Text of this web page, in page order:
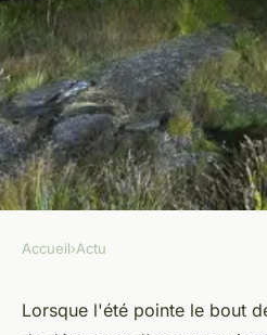
Tirez profit des
Accueil›Actu
Lorsque l'été pointe le bout